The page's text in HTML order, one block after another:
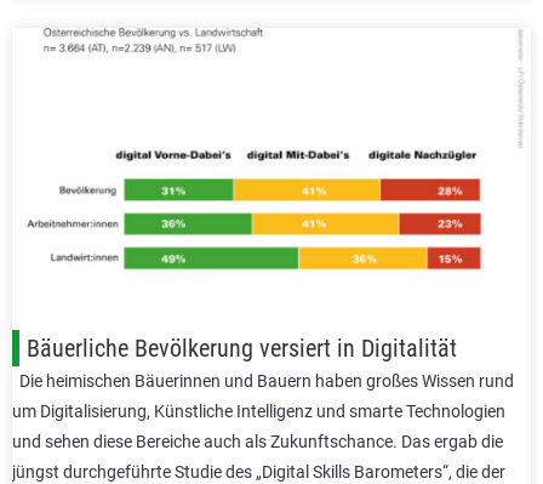
Bäuerliche Bevölkerung versiert in Digitalität
Die heimischen Bäuerinnen und Bauern haben großes Wissen rund
um Digitalisierung, Künstliche Intelligenz und smarte Technologien
und sehen diese Bereiche auch als Zukunftschance. Das ergab die
jüngst durchgeführte Studie des „Digital Skills Barometers“, die der